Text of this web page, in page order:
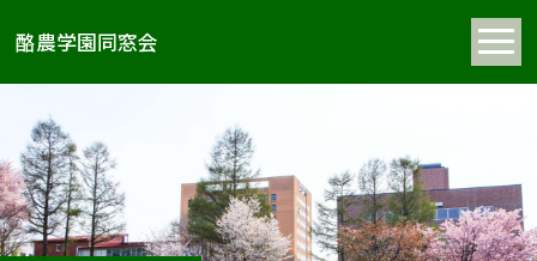
酪農学園同窓会